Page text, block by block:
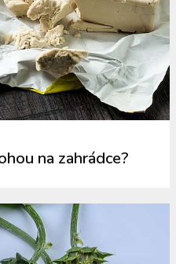
na zahrádce?